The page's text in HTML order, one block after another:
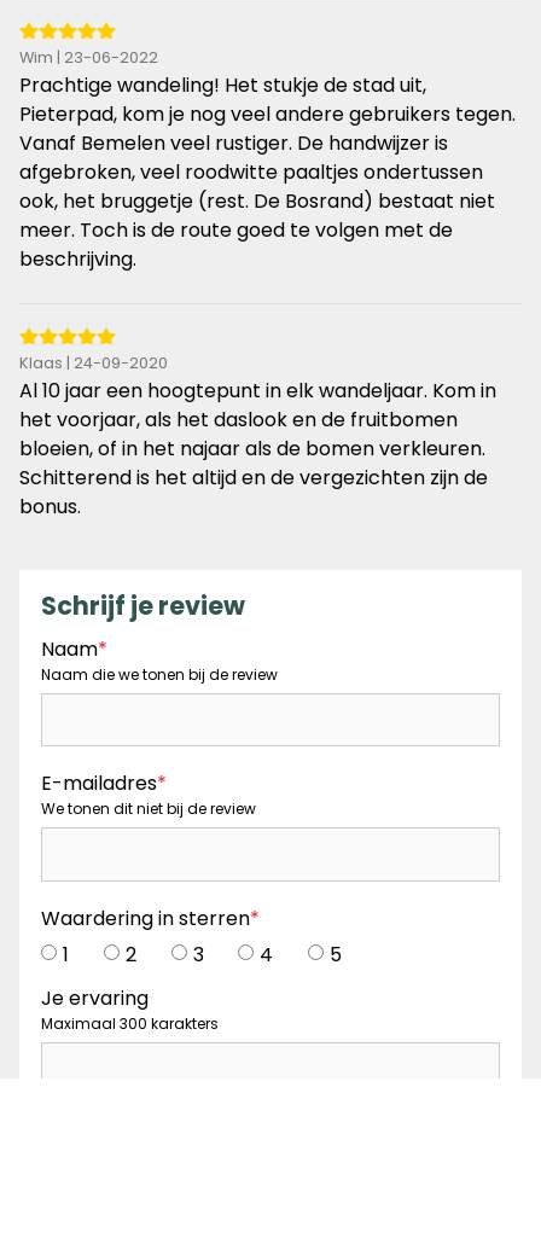
5
van
de
5
sterren
Wim | 23-06-2022
Prachtige wandeling! Het stukje de stad uit,
Pieterpad, kom je nog veel andere gebruikers tegen.
Vanaf Bemelen veel rustiger. De handwijzer is
afgebroken, veel roodwitte paaltjes ondertussen
ook, het bruggetje (rest. De Bosrand) bestaat niet
meer. Toch is de route goed te volgen met de
beschrijving.
5
van
de
5
sterren
Klaas | 24-09-2020
Al 10 jaar een hoogtepunt in elk wandeljaar. Kom in
het voorjaar, als het daslook en de fruitbomen
bloeien, of in het najaar als de bomen verkleuren.
Schitterend is het altijd en de vergezichten zijn de
bonus.
Schrijf je review
Naam*
Naam die we tonen bij de review
E-mailadres*
We tonen dit niet bij de review
Waardering in sterren*
1
2 3 4
5
Je ervaring
Maximaal 300 karakters